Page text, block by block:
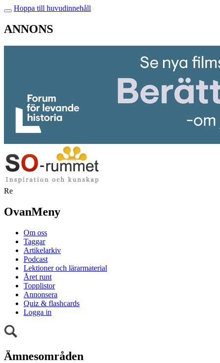
Hoppa till huvudinnehåll
ANNONS
Re
OvanMeny
Om oss
Taggar
Artikelarkiv
Podcast
Lektioner och lärarmaterial
Året runt
Topplistor
Annonsera
Quiz & flashcards
Logga in
Ämnesområden